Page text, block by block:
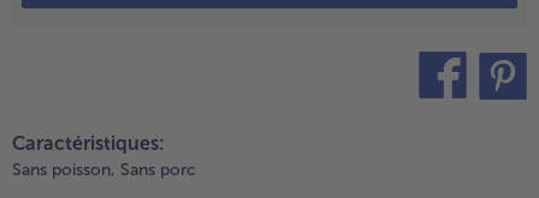
en
la
du
Caractéristiques:
Sans poisson, Sans porc